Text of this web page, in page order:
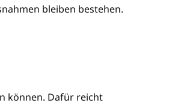
bleiben bestehen.
können. Dafür reicht